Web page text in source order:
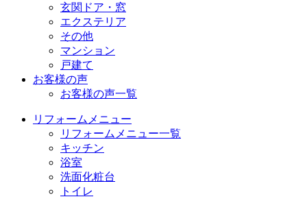
玄関ドア・窓
エクステリア
その他
マンション
戸建て
お客様の声
お客様の声一覧
リフォームメニュー
リフォームメニュー一覧
キッチン
浴室
洗面化粧台
トイレ